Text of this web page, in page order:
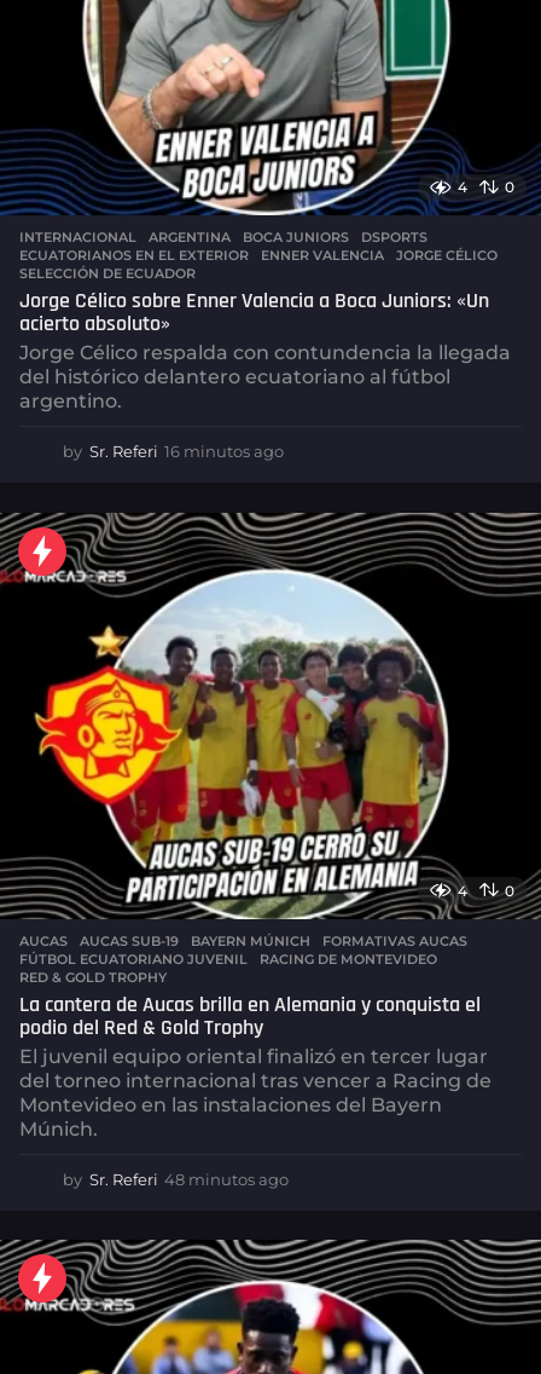
4 0
INTERNACIONAL ,ARGENTINA BOCA JUNIORS ,DSPORTS
ECUATORIANOS EN EL EXTERIOR
,ENNER VALENCIA ,JORGE CÉLICO
SELECCIÓN DE ECUADOR
Jorge Célico sobre Enner Valencia a Boca Juniors: «Un
acierto absoluto»
Jorge Célico respalda con contundencia la llegada
del histórico delantero ecuatoriano al fútbol
argentino.
by Sr. Referi 16 minutos ago
i
n
u
s
a
g
o
4 0
AUCAS AUCAS SUB-19 ,BAYERN MÚNICH ,FORMATIVAS AUCAS
FÚTBOL ECUATORIANO JUVENIL
,RACING DE MONTEVIDEO
RED & GOLD TROPHY
La cantera de Aucas brilla en Alemania y conquista el
podio del Red & Gold Trophy
El juvenil equipo oriental finalizó en tercer lugar
del torneo internacional tras vencer a Racing de
Montevideo en las instalaciones del Bayern
Múnich.
by Sr. Referi 48 minutos ago
i
n
t
o
s